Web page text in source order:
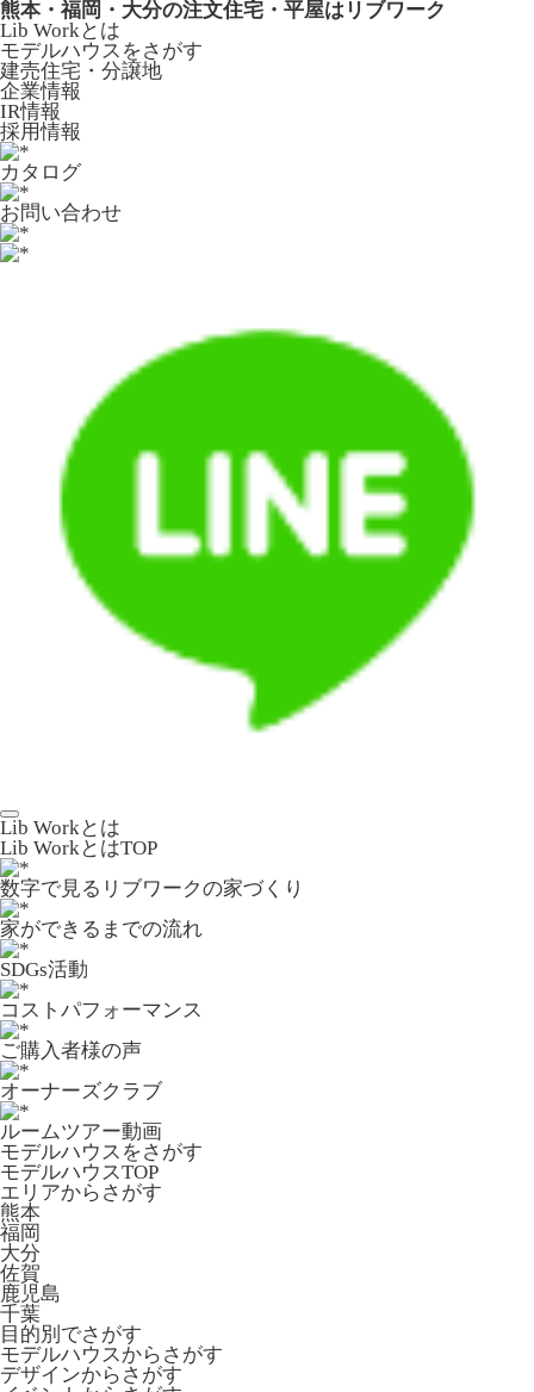
熊本・福岡・大分の注文住宅・平屋はリブワーク
Lib Workとは
モデルハウスをさがす
建売住宅・分譲地
企業情報
IR情報
採用情報
カタログ
お問い合わせ
Lib Workとは
Lib WorkとはTOP
数字で⾒るリブワークの家づくり
家ができるまでの流れ
SDGs活動
コストパフォーマンス
ご購入者様の声
オーナーズクラブ
ルームツアー動画
モデルハウスをさがす
モデルハウスTOP
エリアからさがす
熊本
福岡
大分
佐賀
鹿児島
千葉
目的別でさがす
モデルハウスからさがす
デザインからさがす